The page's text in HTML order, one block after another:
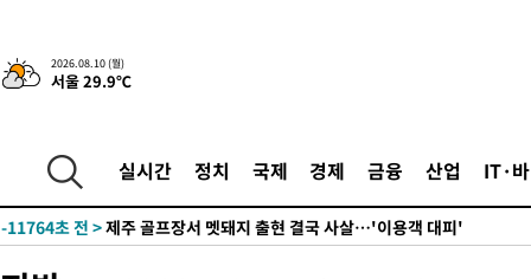
2026.08.10 (월)
서울 29.9℃
실시간 정치 국제 경제 금융 산업 IT·
수"
-18009초 전 >[속보]강훈식 "반도체 함께 성장 프로젝트 10년간 1조원 규모
진…상생무역금융 5조 공급"
-17561초 전 >[속보]강훈식 "연내 메가특구특별법 제정 추진…인허가·환경
-15173초 전 >
누그러진 극한 폭염…'낮 최고 34도' 무더위는 이어져[내일날
-11764초 전 >
-9582초 전 > [속보]원·달러 환율, 2.3원 오른 1418.4원 마감